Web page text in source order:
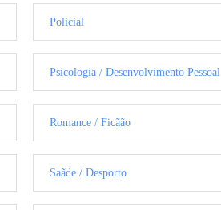
Policial
Psicologia / Desenvolvimento Pessoal
Romance / Ficãão
Saãde / Desporto